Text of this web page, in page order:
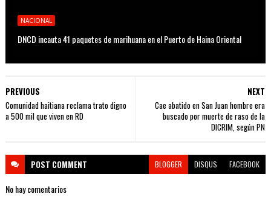
NACIONAL
DNCD incauta 41 paquetes de marihuana en el Puerto de Haina Oriental
NEXT
Cae abatido en San Juan hombre era
buscado por muerte de raso de la
DICRIM, según PN
PREVIOUS
Comunidad haitiana reclama trato digno
a 500 mil que viven en RD
POST COMMENT BLOGGER DISQUS FACEBOOK
No hay comentarios